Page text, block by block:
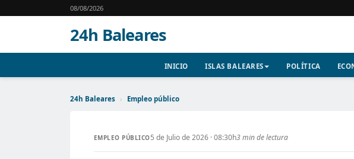
08/08/2026
24h Baleares
INICIO ISLAS BALEARES POLÍTICA
24h Baleares › Empleo público
EMPLEO PÚBLICO5 de Julio de 2026 · 08:30h3 min de lectura